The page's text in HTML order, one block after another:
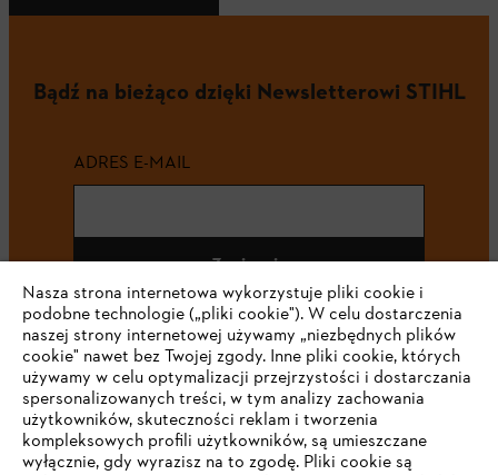
Bądź na bieżąco dzięki Newsletterowi STIHL
ADRES E-MAIL
Zapisz się
#STIHL
Nasza strona internetowa wykorzystuje pliki cookie i
podobne technologie („pliki cookie"). W celu dostarczenia
naszej strony internetowej używamy „niezbędnych plików
cookie" nawet bez Twojej zgody. Inne pliki cookie, których
używamy w celu optymalizacji przejrzystości i dostarczania
spersonalizowanych treści, w tym analizy zachowania
użytkowników, skuteczności reklam i tworzenia
kompleksowych profili użytkowników, są umieszczane
wyłącznie, gdy wyrazisz na to zgodę. Pliki cookie są